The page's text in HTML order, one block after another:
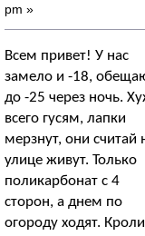
pm »
Всем привет! У нас
замело и -18,
до -25 через ночь.
всего гусям, лапки
мерзнут, они считай
улице живут. Только
поликарбонат с 4
сторон, а днем по
огороду ходят.